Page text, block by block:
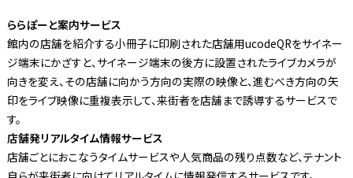
ららぽーと案内サービス
館内の店舗を紹介する小冊子に印刷された店舗用ucodeQRをサイネー
ジ端末にかざすと、サイネージ端末の後方に設置されたライブカメラが
向きを変え、その店舗に向かう方向の実際の映像と、進むべき方向の矢
印をライブ映像に重複表示して、来街者を店舗まで誘導するサービスで
す。
店舗発リアルタイム情報サービス
店舗ごとにおこなうタイムサービスや人気商品の残り点数など、テナント